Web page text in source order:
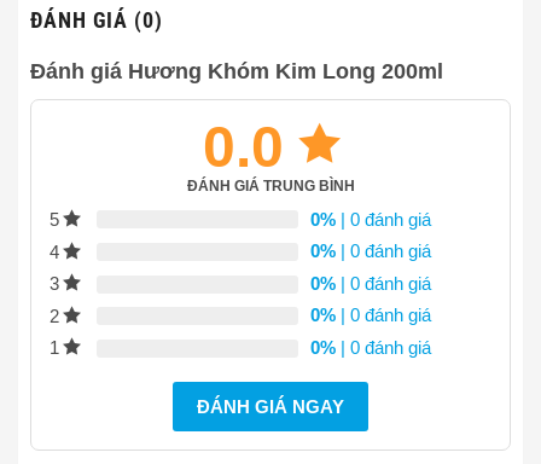
ĐÁNH GIÁ (0)
Đánh giá Hương Khóm Kim Long 200ml
0.0
ĐÁNH GIÁ TRUNG BÌNH
5 0% | 0 đánh giá
4
0% | 0 đánh giá
3
0% | 0 đánh giá
2
0% | 0 đánh giá
1
0% | 0 đánh giá
ĐÁNH GIÁ NGAY